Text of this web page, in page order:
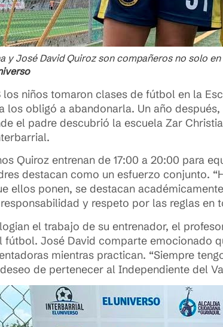
y José David Quiroz son compañeros no solo
los niños tomaron clases de fútbol en la
los obligó a abandonarla. Un año
el padre descubrió la escuela Zar
Quiroz entrenan de 17:00 a 20:00 para
destacan como un esfuerzo conjunto.
ellos ponen, se destacan
y respeto por las reglas en
el trabajo de su entrenador, el
fútbol. José David comparte emocionado
mientras practican. “Siempre
de pertenecer al Independiente del